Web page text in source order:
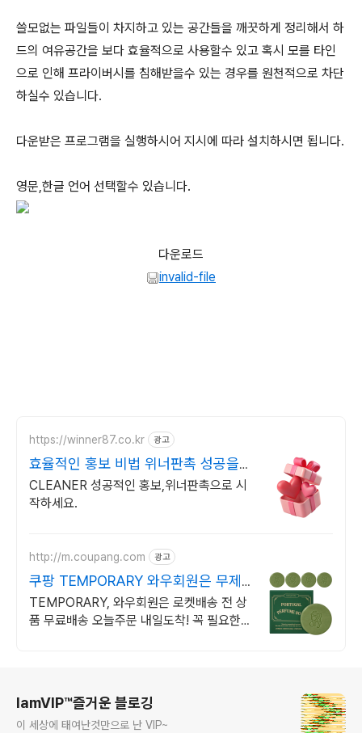
쓸모없는 파일들이 차지하고 있는 공간들을 깨끗하게 정리해서 하
드의 여유공간을 보다 효율적으로 사용할수 있고 혹시 모를 타인
으로 인해 프라이버시를 침해받을수 있는 경우를 원천적으로 차단
하실수 있습니다.
다운받은 프로그램을 실행하시어 지시에 따라 설치하시면 됩니다.
영문,한글 언어 선택할수 있습니다.
다운로드
invalid-file
https://winner87.co.kr 광고
효율적인 홍보 비법 위너판촉 성공을
담다. 판촉의시작!
CLEANER 성공적인 홍보,위너판촉으로 시
작하세요.
http://m.coupang.com 광고
쿠팡 TEMPORARY 와우회원은 무제
한 무료 배송
TEMPORARY, 와우회원은 로켓배송 전 상
품 무료배송 오늘주문 내일도착! 꼭 필요한
IamVIP™즐거운 블로깅
이 세상에 태여난것만으로 난 VIP~